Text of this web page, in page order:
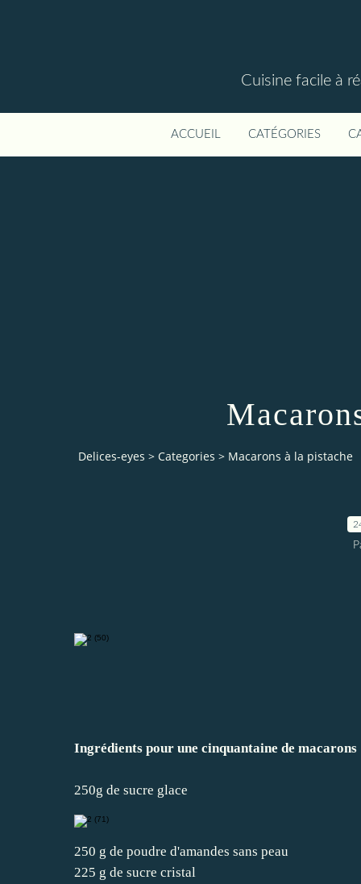
Cuisine facile à
ACCUEIL CATÉGORIES
Delices-eyes > Categories > Macarons à la pistache
Ingrédients pour une cinquantaine de macarons
250g de sucre glace
250 g de poudre d'amandes sans peau
225 g de sucre cristal